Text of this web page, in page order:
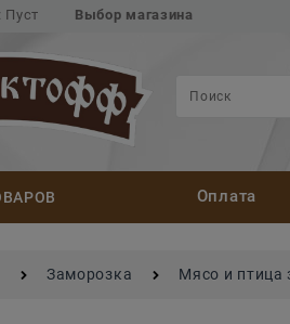
Пуст Выбор магазина
Оплата
Заморозка Мясо и птица